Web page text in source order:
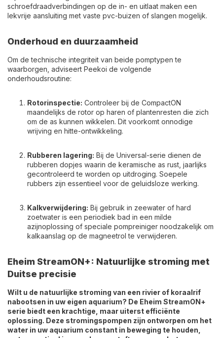
schroefdraadverbindingen op de in- en uitlaat maken een
lekvrije aansluiting met vaste pvc-buizen of slangen mogelijk.
Onderhoud en duurzaamheid
Om de technische integriteit van beide pomptypen te
waarborgen, adviseert Peekoi de volgende
onderhoudsroutine:
Rotorinspectie: Controleer bij de CompactON
maandelijks de rotor op haren of plantenresten die zich
om de as kunnen wikkelen. Dit voorkomt onnodige
wrijving en hitte-ontwikkeling.
Rubberen lagering: Bij de Universal-serie dienen de
rubberen dopjes waarin de keramische as rust, jaarlijks
gecontroleerd te worden op uitdroging. Soepele
rubbers zijn essentieel voor de geluidsloze werking.
Kalkverwijdering: Bij gebruik in zeewater of hard
zoetwater is een periodiek bad in een milde
azijnoplossing of speciale pompreiniger noodzakelijk om
kalkaanslag op de magneetrol te verwijderen.
Eheim StreamON+: Natuurlijke stroming met
Duitse precisie
Wilt u de natuurlijke stroming van een rivier of koraalrif
nabootsen in uw eigen aquarium? De Eheim StreamON+
serie biedt een krachtige, maar uiterst efficiënte
oplossing. Deze stromingspompen zijn ontworpen om het
water in uw aquarium constant in beweging te houden,